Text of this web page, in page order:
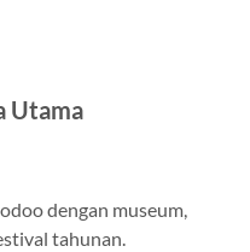
Utama
dengan museum,
tahunan.